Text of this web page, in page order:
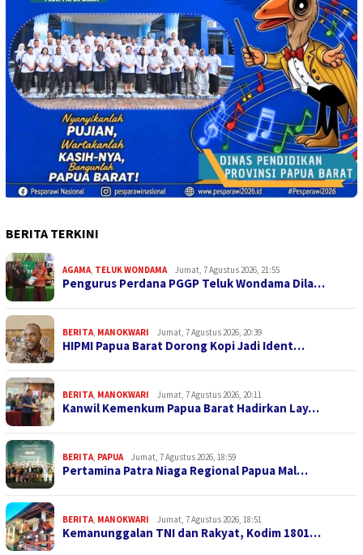
BERITA TERKINI
AGAMA TELUK WONDAMA Jumat, 7 Agustus 2026, 21:55
Pengurus Perdana PGGP Teluk Wondama Dila…
BERITA MANOKWARI Jumat, 7 Agustus 2026, 20:39
HIPMI Papua Barat Dorong Kopi Jadi Ident…
BERITA MANOKWARI Jumat, 7 Agustus 2026, 20:11
Kanwil Kemenkum Papua Barat Hadirkan Lay…
BERITA PAPUA Jumat, 7 Agustus 2026, 18:59
Pertamina Patra Niaga Regional Papua Mal…
BERITA MANOKWARI Jumat, 7 Agustus 2026, 18:51
Kemanunggalan TNI dan Rakyat, Kodim 1801…